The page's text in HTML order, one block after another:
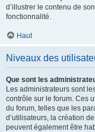
d’illustrer le contenu de
fonctionnalité.
Haut
Niveaux des
Que sont les
Les administrateurs sont
contrôle sur le forum. Ces
du forum, telles que les
d’utilisateurs, la création
peuvent également être